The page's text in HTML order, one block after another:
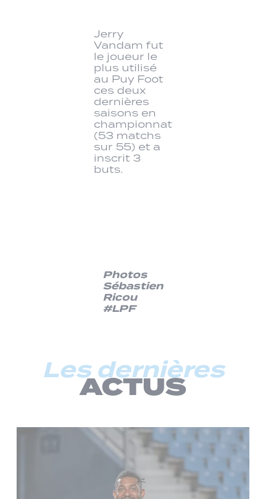
Jerry
Vandam fut
le joueur le
plus utilisé
au Puy Foot
ces deux
dernières
saisons en
championnat
(53 matchs
sur 55) et a
inscrit 3
buts.
Photos
Sébastien
Ricou
#LPF
Les dernières
ACTUS